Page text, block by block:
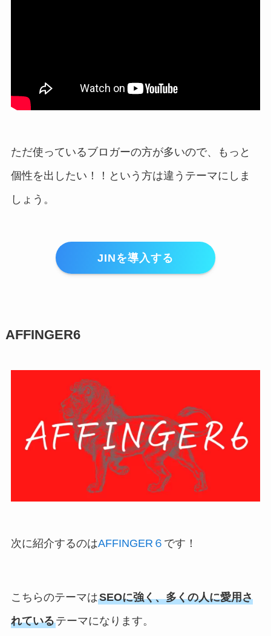
ただ使っているブロガーの方が多いので、もっと
個性を出したい！！という方は違うテーマにしま
しょう。
JINを導入する
AFFINGER6
次に紹介するのはAFFINGER６ です！
こちらのテーマはSEOに強く、多くの人に愛用さ
れているテーマになります。